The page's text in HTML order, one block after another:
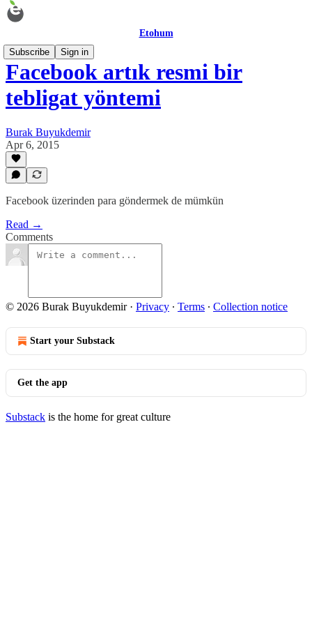
Etohum
Subscribe
Sign in
Facebook artık resmi bir
tebligat yöntemi
Burak Buyukdemir
Apr 6, 2015
Facebook üzerinden para göndermek de mümkün
Read →
Comments
© 2026 Burak Buyukdemir· Privacy ∙ Terms ∙ Collection notice
Start your Substack
Get the app
Substack is the home for great culture